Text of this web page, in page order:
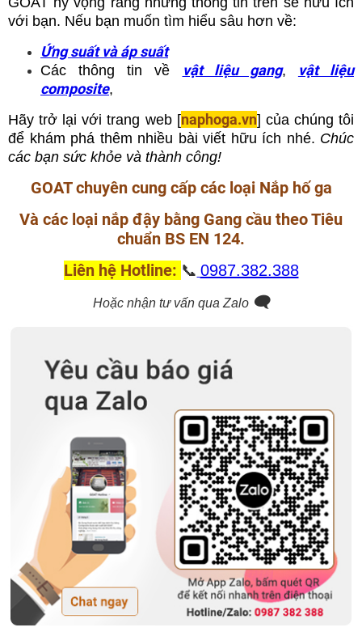
với bạn. Nếu bạn muốn tìm hiểu sâu hơn về:
Ứng suất và áp suất
Các thông tin về vật liệu gang,
vật liệu
composite,
Hãy trở lại với trang web [naphoga.vn] của chúng tôi
để khám phá thêm nhiều bài viết hữu ích nhé. Chúc
các bạn sức khỏe và thành công!
GOAT chuyên cung cấp các loại Nắp hố ga
Và các loại nắp đậy bằng Gang cầu theo Tiêu
chuẩn BS EN 124.
Liên hệ Hotline: 📞 0987.382.388
Hoặc nhận tư vấn qua Zalo 🗨️